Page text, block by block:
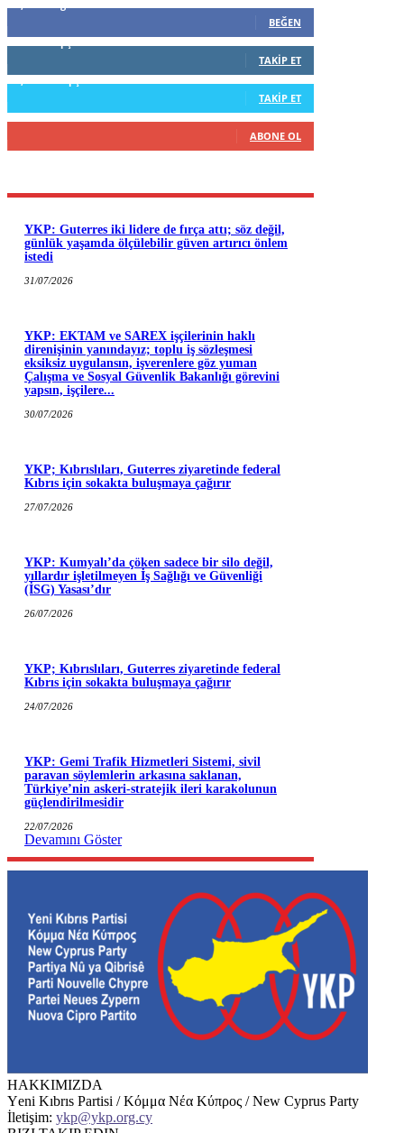
BEĞEN
TAKIP ET
TAKIP ET
ABONE OL
YKP: Guterres iki lidere de fırça attı; söz değil,
günlük yaşamda ölçülebilir güven artırıcı önlem
istedi
31/07/2026
YKP: EKTAM ve SAREX işçilerinin haklı
direnişinin yanındayız; toplu iş sözleşmesi
eksiksiz uygulansın, işverenlere göz yuman
Çalışma ve Sosyal Güvenlik Bakanlığı görevini
yapsın, işçilere...
30/07/2026
YKP; Kıbrıslıları, Guterres ziyaretinde federal
Kıbrıs için sokakta buluşmaya çağırır
27/07/2026
YKP: Kumyalı’da çöken sadece bir silo değil,
yıllardır işletilmeyen İş Sağlığı ve Güvenliği
(İSG) Yasası’dır
26/07/2026
YKP; Kıbrıslıları, Guterres ziyaretinde federal
Kıbrıs için sokakta buluşmaya çağırır
24/07/2026
YKP: Gemi Trafik Hizmetleri Sistemi, sivil
paravan söylemlerin arkasına saklanan,
Türkiye’nin askeri-stratejik ileri karakolunun
güçlendirilmesidir
22/07/2026
Devamını Göster
HAKKIMIZDA
Υeni Kıbrıs Partisi / Κόμμα Νέα Κύπρος / New Cyprus Party
İletişim: ykp@ykp.org.cy